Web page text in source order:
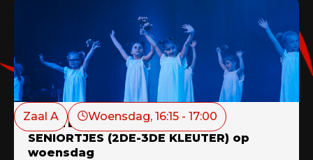
Zaal A Woensdag, 16:15 - 17:00
KLEUTERDANS: MIDDLETJES &
SENIORTJES (2DE-3DE KLEUTER) op
woensdag